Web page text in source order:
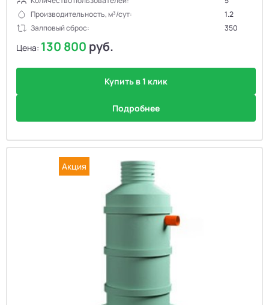
Производительность, м³/сут:
1.2
Залповый сброс:
350
Цена: 130 800 руб.
Купить в 1 клик
Подробнее
Акция